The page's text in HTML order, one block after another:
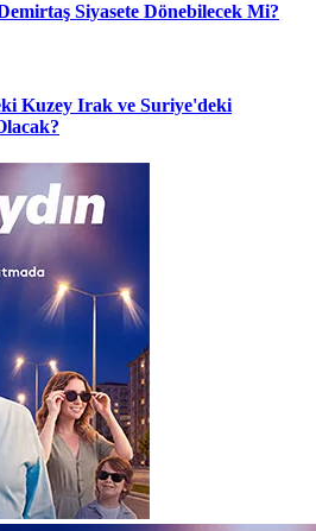
Siyasete Dönebilecek Mi?
Kuzey Irak ve Suriye'deki